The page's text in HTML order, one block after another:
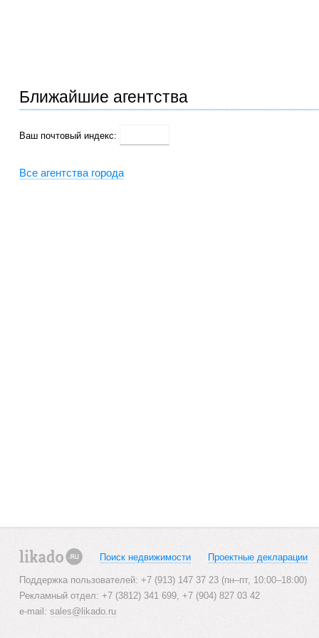
Ближайшие агентства
Ваш почтовый индекс:
Все агентства города
Поиск недвижимости Проектные декларации
Поддержка пользователей: +7 (913) 147 37 23 (пн–пт, 10:00–18:00)
Рекламный отдел: +7 (3812) 341 699, +7 (904) 827 03 42
e-mail: sales@likado.ru